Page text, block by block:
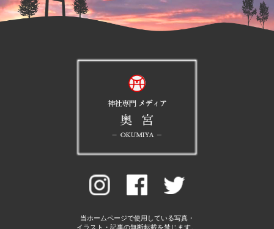
当ホームページで使用している写真・
イラスト・記事の無断転載を禁じます。